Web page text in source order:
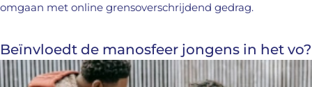
omgaan met online grensoverschrijdend gedrag.
Beïnvloedt de manosfeer jongens in het vo?